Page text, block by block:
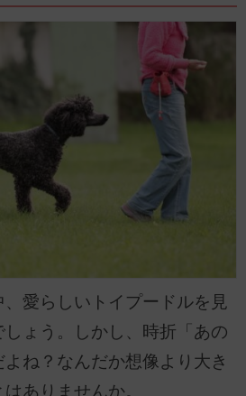
、愛らしいトイプードルを見
ょう。しかし、時折「あの
ね？なんだか想像より大き
ありませんか。